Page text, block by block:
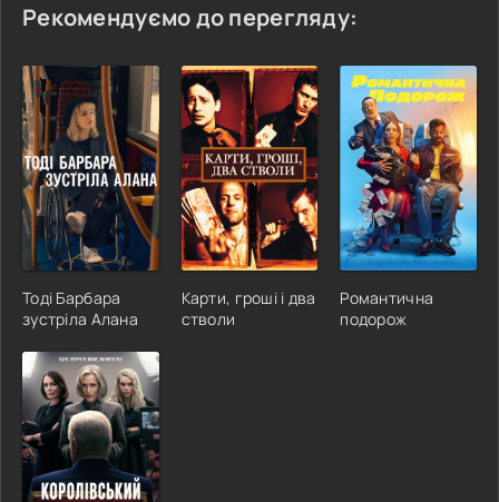
Рекомендуємо до перегляду:
Тоді Барбара
зустріла Алана
Карти, гроші і два
стволи
Романтична
подорож